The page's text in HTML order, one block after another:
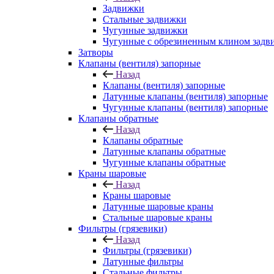
Задвижки
Стальные задвижки
Чугунные задвижки
Чугунные с обрезиненным клином
Затворы
Клапаны (вентиля) запорные
Назад
Клапаны (вентиля) запорные
Латунные клапаны (вентиля) запорные
Чугунные клапаны (вентиля) запорные
Клапаны обратные
Назад
Клапаны обратные
Латунные клапаны обратные
Чугунные клапаны обратные
Краны шаровые
Назад
Краны шаровые
Латунные шаровые краны
Стальные шаровые краны
Фильтры (грязевики)
Назад
Фильтры (грязевики)
Латунные фильтры